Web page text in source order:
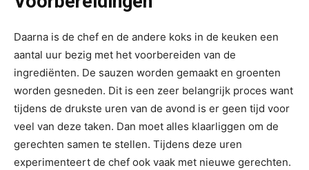
Daarna is de chef en de andere koks in de keuken een
aantal uur bezig met het voorbereiden van de
ingrediënten. De sauzen worden gemaakt en groenten
worden gesneden. Dit is een zeer belangrijk proces want
tijdens de drukste uren van de avond is er geen tijd voor
veel van deze taken. Dan moet alles klaarliggen om de
gerechten samen te stellen. Tijdens deze uren
experimenteert de chef ook vaak met nieuwe gerechten.